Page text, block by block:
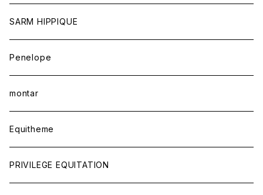
SARM HIPPIQUE
Penelope
montar
Equitheme
PRIVILEGE EQUITATION